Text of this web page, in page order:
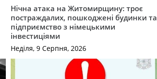
Нічна атака на Житомирщину: троє
постраждалих, пошкоджені будинки та
підприємство з німецькими
інвестиціями
Неділя, 9 Серпня, 2026